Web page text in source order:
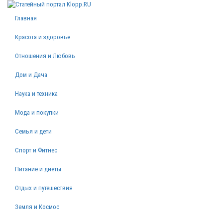
Главная
Красота и здоровье
Отношения и Любовь
Дом и Дача
Наука и техника
Мода и покупки
Семья и дети
Спорт и Фитнес
Питание и диеты
Отдых и путешествия
Земля и Космос